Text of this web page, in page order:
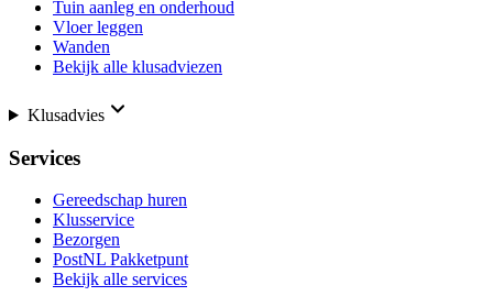
Tuin aanleg en onderhoud
Vloer leggen
Wanden
Bekijk alle klusadviezen
Klusadvies
Services
Gereedschap huren
Klusservice
Bezorgen
PostNL Pakketpunt
Bekijk alle services